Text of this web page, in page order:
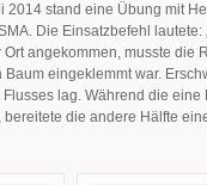
2014 stand eine Übung mit
Die Einsatzbefehl
Ort angekommen, musste die
eingeklemmt war.
lag. Während die
die andere Hälfte